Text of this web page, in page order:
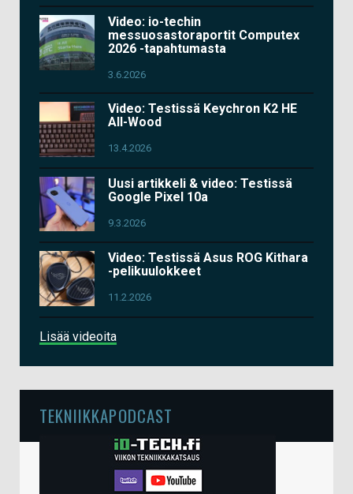
Video: io-techin
messuosastoraportit Computex
2026 -tapahtumasta
3.6.2026
Video: Testissä Keychron K2 HE
All-Wood
13.4.2026
Uusi artikkeli & video: Testissä
Google Pixel 10a
9.3.2026
Video: Testissä Asus ROG Kithara
-pelikuulokkeet
11.2.2026
Lisää videoita
TEKNIIKKAPODCAST